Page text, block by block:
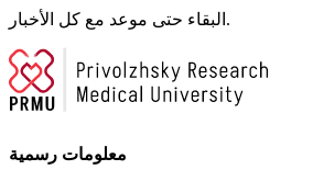
البقاء حتى موعد مع كل الأخبار.
معلومات رسمية